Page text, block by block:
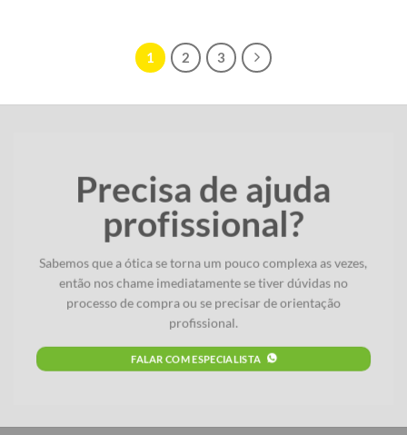
1 2 3
Precisa de ajuda
profissional?
Sabemos que a ótica se torna um pouco complexa as vezes,
então nos chame imediatamente se tiver dúvidas no
processo de compra ou se precisar de orientação
profissional.
FALAR COM ESPECIALISTA